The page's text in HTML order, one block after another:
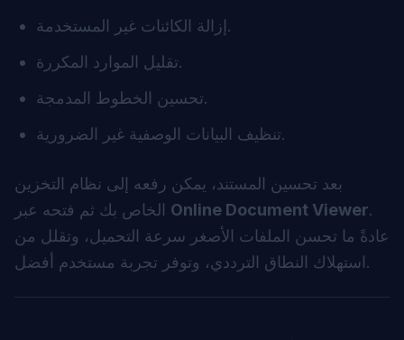
إزالة الكائنات غير المستخدمة.
تقليل الموارد المكررة.
تحسين الخطوط المدمجة.
تنظيف البيانات الوصفية غير الضرورية.
بعد تحسين المستند، يمكن رفعه إلى نظام التخزين
Online Document Viewer.
عادةً ما تحسن الملفات الأصغر سرعة التحميل، وتقلل من
استهلاك النطاق الترددي، وتوفر تجربة مستخدم أفضل.